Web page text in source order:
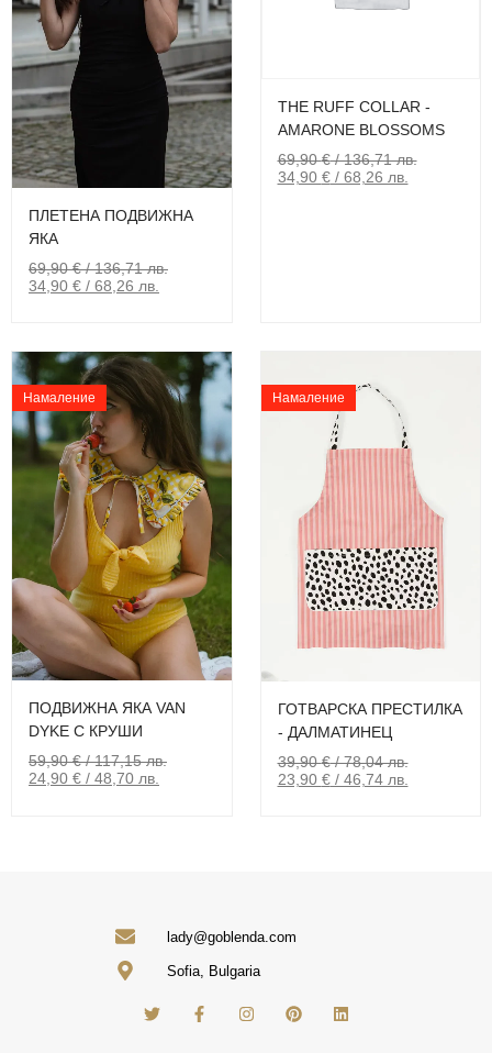
ПЛЕТЕНА ПОДВИЖНА
ЯКА
69,90€/ 136,71 лв.
34,90 € / 68,26 лв.
THE RUFF COLLAR -
AMARONE BLOSSOMS
69,90€/ 136,71 лв.
34,90 €/ 68,26 лв.
Намаление
ПОДВИЖНА ЯКА VAN
DYKE С КРУШИ
59,90€/ 117,15 лв.
24,90 € / 48,70 лв.
Намаление
ГОТВАРСКА ПРЕСТИЛКА
- ДАЛМАТИНЕЦ
39,90€/ 78,04 лв.
23,90 €/ 46,74 лв.
lady@goblenda.com
Sofia, Bulgaria